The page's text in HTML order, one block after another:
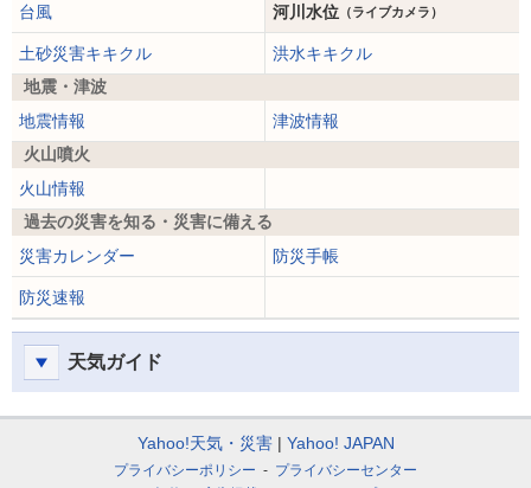
台風
河川水位 （ライブカメラ）
土砂災害キキクル
洪水キキクル
地震・津波
地震情報
津波情報
火山噴火
火山情報
過去の災害を知る・災害に備える
災害カレンダー
防災手帳
防災速報
天気ガイド
Yahoo!天気・災害 Yahoo! JAPAN
プライバシーポリシー
プライバシーセンター